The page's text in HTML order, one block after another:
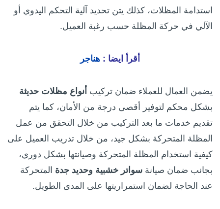
استدامة المظلات، كذلك يتن تحديد آلية التحكم اليدوي أو
الآلي في حركة المظلة حسب رغبة العميل.
أقرأ ايضا : هناجر
يضمن العمال للعملاء ضمان تركيب أنواع مظلات حديثة
بشكل محكم لتوفير أقصى درجة من الأمان، كما يتم
تقديم خدمات ما بعد التركيب من خلال التحقق من عمل
المظلة المتحركة بشكل جيد، من خلال تدريب العميل على
كيفية استخدام المظلة المتحركة وصيانتها بشكل دوري،
بجانب ضمان صيانة سواتر خشبية وحديد جدة المتحركة
عند الحاجة لضمان استمراريتها على المدى الطويل.